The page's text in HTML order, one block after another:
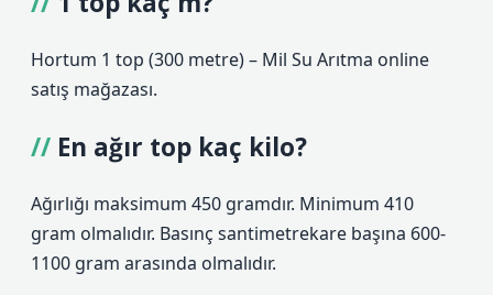
Hortum 1 top (300 metre) – Mil Su Arıtma online
satış mağazası.
En ağır top kaç kilo?
Ağırlığı maksimum 450 gramdır. Minimum 410
gram olmalıdır. Basınç santimetrekare başına 600-
1100 gram arasında olmalıdır.